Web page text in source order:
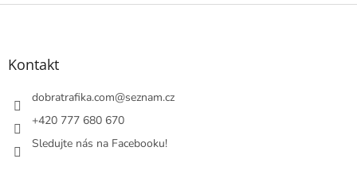
Z
Kontakt
dobratrafika.com@seznam.cz
+420 777 680 670
Sledujte nás na Facebooku!